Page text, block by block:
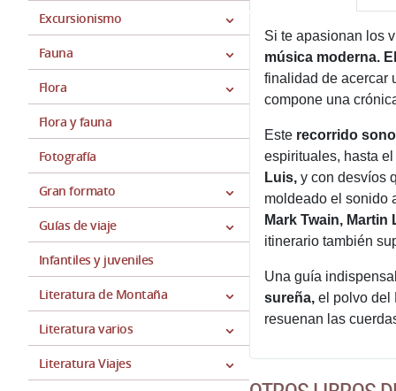
Excursionismo
Fauna
Flora
Flora y fauna
Fotografía
Gran formato
Guías de viaje
Infantiles y juveniles
Literatura de Montaña
Literatura varios
Literatura Viajes
Si te apasionan los
música moderna.
finalidad de acercar
compone una
Este recorrido
espirituales, hasta
Luis, y con desvíos
moldeado el sonido
Mark Twain, Martin
itinerario también
Una guía
sureña, el polvo del
resuenan las